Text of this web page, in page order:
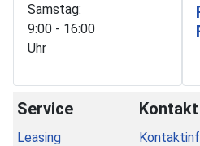
Samstag:
9:00 - 16:00
Uhr
Service
Leasing
Kontakt